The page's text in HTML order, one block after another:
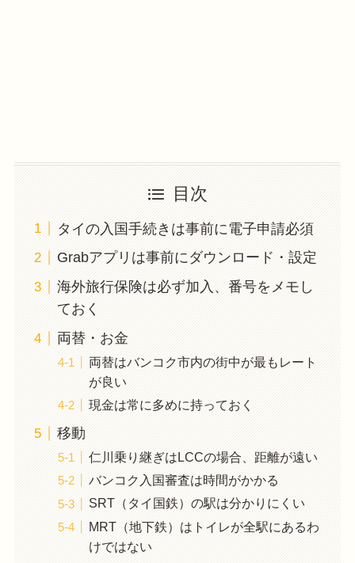
目次
タイの入国手続きは事前に電子申請必須
Grabアプリは事前にダウンロード・設定
海外旅行保険は必ず加入、番号をメモし
ておく
両替・お金
両替はバンコク市内の街中が最もレート
が良い
現金は常に多めに持っておく
移動
仁川乗り継ぎはLCCの場合、距離が遠い
バンコク入国審査は時間がかかる
SRT（タイ国鉄）の駅は分かりにくい
MRT（地下鉄）はトイレが全駅にあるわ
けではない